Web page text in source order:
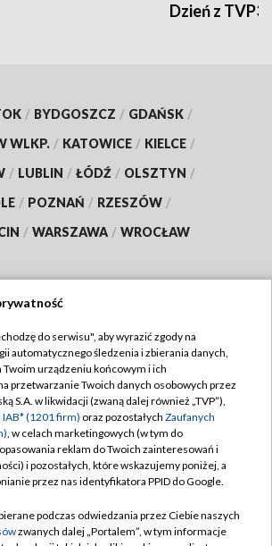
Dzień z TVP3
/ BYDGOSZCZ / GDAŃSK /
WLKP. / KATOWICE / KIELCE /
/ LUBLIN / ŁÓDŹ / OLSZTYN /
/ POZNAŃ / RZESZÓW /
/ WARSZAWA / WROCŁAW
TVP
TVP
Cyfrowa
Regulamin TVP
Polityka prywatności
Moje zgody
Pomoc
Kontakt
do serwisu", aby wyrazić zgody na
automatycznego śledzenia i zbierania danych,
Twoim urządzeniu końcowym i ich
przetwarzanie Twoich danych osobowych przez
S.A. w likwidacji (zwaną dalej również „TVP”),
(1201 firm) oraz pozostałych Zaufanych
, w celach marketingowych (w tym do
reklam do Twoich zainteresowań i
i pozostałych, które wskazujemy poniżej, a
przez nas identyfikatora PPID do Google.
podczas odwiedzania przez Ciebie naszych
zwanych dalej „Portalem”, w tym informacje